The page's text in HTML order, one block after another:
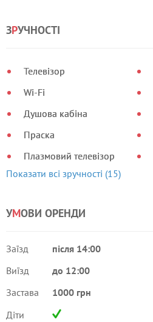
ЗРУЧНОСТІ
Телевізор
Wi-Fi
Душова кабіна
Праска
Плазмовий телевізор
Показати всі зручності (15)
УМОВИ ОРЕНДИ
Заїзд
після 14:00
Виїзд
до 12:00
Застава
1000 грн
Діти